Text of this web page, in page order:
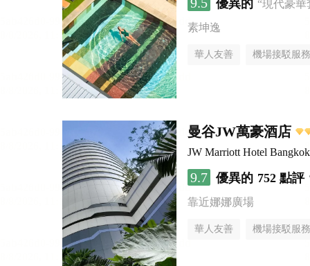
優異的 “現代豪
素坤逸
華人友善 機場接駁服務
曼谷JW萬豪酒店
JW Marriott Hotel Bangkok
9.7 優異的 752 點評
靠近娜娜廣場
華人友善 機場接駁服務